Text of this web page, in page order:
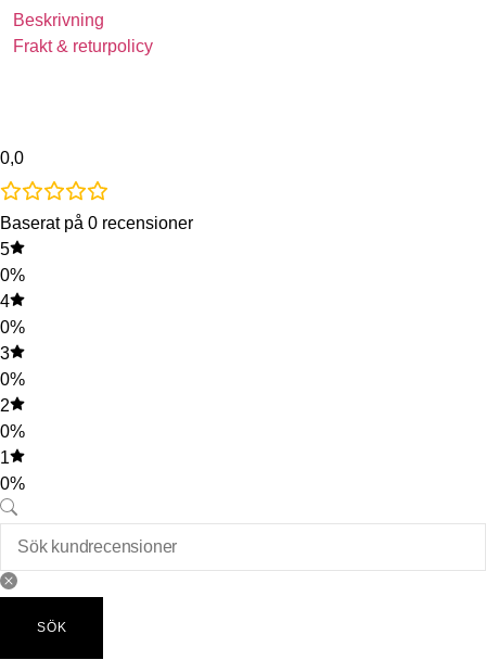
Beskrivning
Frakt & returpolicy
0,0
Baserat på 0 recensioner
5
0%
4
0%
3
0%
2
0%
1
0%
SÖK